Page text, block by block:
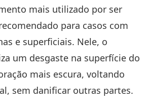
mais utilizado por ser
para casos com
e superficiais. Nele, o
um desgaste na superfície do
mais escura, voltando
sem danificar outras partes.